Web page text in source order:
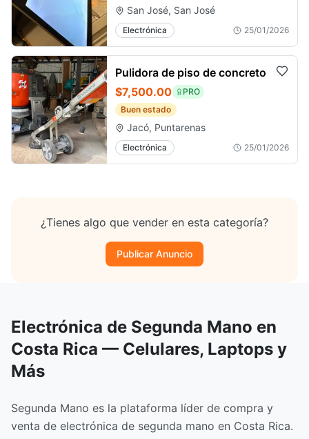
San José, San José
Electrónica 25/01/2026
Pulidora de piso de concreto
$7,500.00
PRO
Buen estado
Jacó, Puntarenas
Electrónica 25/01/2026
¿Tienes algo que vender en esta categoría?
Publicar Anuncio
Electrónica de Segunda Mano en
Costa Rica — Celulares, Laptops y
Más
Segunda Mano es la plataforma líder de compra y
venta de electrónica de segunda mano en Costa Rica.